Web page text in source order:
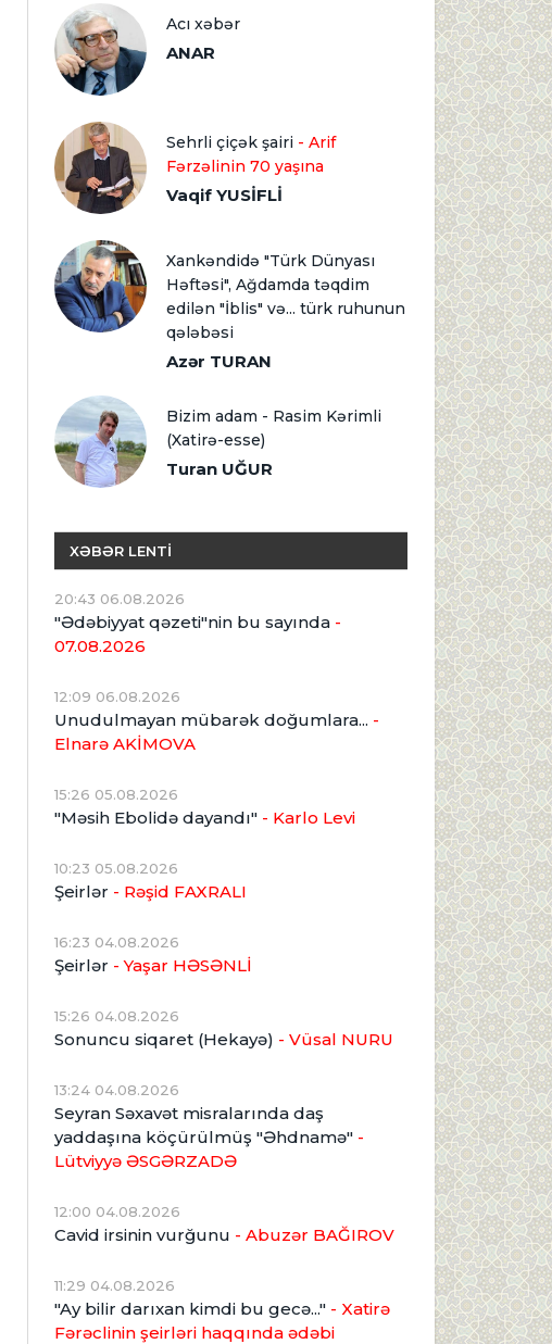
Acı xəbər
ANAR
Sehrli çiçək şairi - Arif
Fərzəlinin 70 yaşına
Vaqif YUSİFLİ
Xankəndidə "Türk Dünyası
Həftəsi", Ağdamda təqdim
edilən "İblis" və... türk ruhunun
qələbəsi
Azər TURAN
Bizim adam - Rasim Kərimli
(Xatirə-esse)
Turan UĞUR
XƏBƏR LENTİ
20:43 06.08.2026
"Ədəbiyyat qəzeti"nin bu sayında -
07.08.2026
12:09 06.08.2026
Unudulmayan mübarək doğumlara... -
Elnarə AKİMOVA
15:26 05.08.2026
"Məsih Ebolidə dayandı" - Karlo Levi
10:23 05.08.2026
Şeirlər - Rəşid FAXRALI
16:23 04.08.2026
Şeirlər - Yaşar HƏSƏNLİ
15:26 04.08.2026
Sonuncu siqaret (Hekayə) - Vüsal NURU
13:24 04.08.2026
Seyran Səxavət misralarında daş
yaddaşına köçürülmüş "Əhdnamə" -
Lütviyyə ƏSGƏRZADƏ
12:00 04.08.2026
Cavid irsinin vurğunu - Abuzər BAĞIROV
11:29 04.08.2026
"Ay bilir darıxan kimdi bu gecə..." - Xatirə
Fərəclinin şeirləri haqqında ədəbi